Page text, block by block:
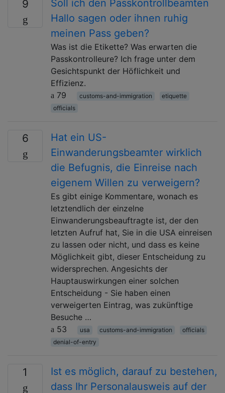
9
Soll ich den Passkontrollbeamten
Hallo sagen oder ihnen ruhig
meinen Pass geben?
Was ist die Etikette? Was erwarten die
Passkontrolleure? Ich frage unter dem
Gesichtspunkt der Höflichkeit und
Effizienz.
79
customs-and-immigration
etiquette
officials
6
Hat ein US-
Einwanderungsbeamter wirklich
die Befugnis, die Einreise nach
eigenem Willen zu verweigern?
Es gibt einige Kommentare, wonach es
letztendlich der einzelne
Einwanderungsbeauftragte ist, der den
letzten Aufruf hat, Sie in die USA einreisen
zu lassen oder nicht, und dass es keine
Möglichkeit gibt, dieser Entscheidung zu
widersprechen. Angesichts der
Hauptauswirkungen einer solchen
Entscheidung - Sie haben einen
verweigerten Eintrag, was zukünftige
Besuche …
53
usa customs-and-immigration
officials
denial-of-entry
1
Ist es möglich, darauf zu bestehen,
dass Ihr Personalausweis auf der